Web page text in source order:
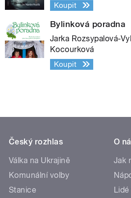
Koupit
Bylinková poradna
Jarka Rozsypalová-
Kocourková
Koupit
Český rozhlas
Válka na Ukrajině
Komunální volby
Stanice
O
Jak
Lidé